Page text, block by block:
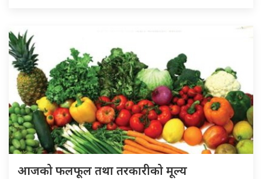
आजको फलफूल तथा तरकारीको मूल्य